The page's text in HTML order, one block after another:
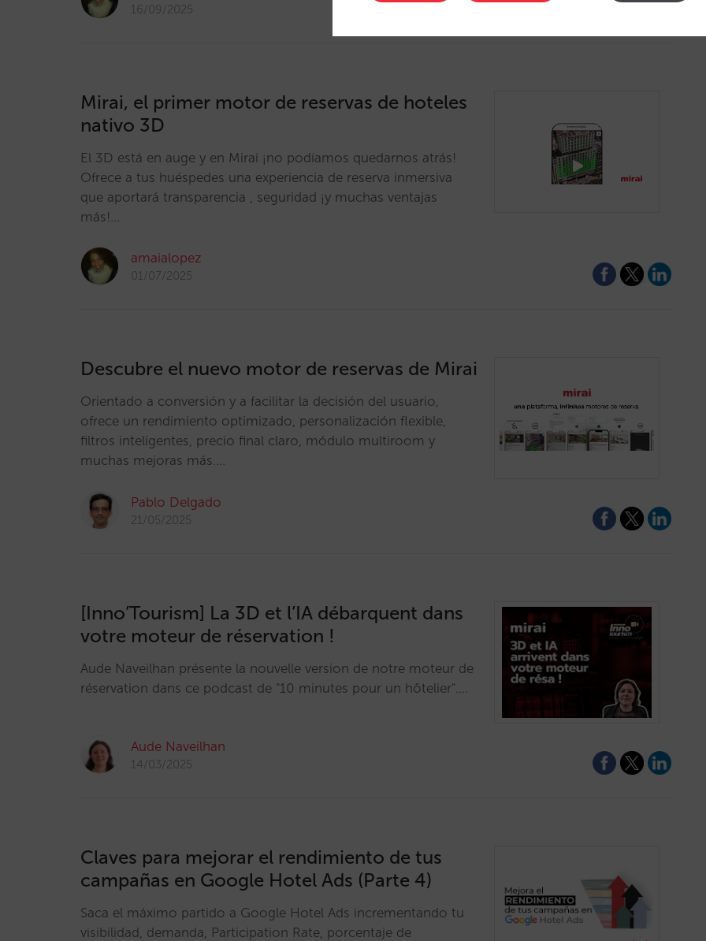
16/09/2025
Mirai, el primer motor de reservas de hoteles
nativo 3D
El 3D está en auge y en Mirai ¡no podíamos quedarnos atrás!
Ofrece a tus huéspedes una experiencia de reserva inmersiva
que aportará transparencia , seguridad ¡y muchas ventajas
más!…
amaialopez
01/07/2025
Descubre el nuevo motor de reservas de Mirai
Orientado a conversión y a facilitar la decisión del usuario,
ofrece un rendimiento optimizado, personalización flexible,
filtros inteligentes, precio final claro, módulo multiroom y
muchas mejoras más.…
Pablo Delgado
21/05/2025
[Inno’Tourism] La 3D et l’IA débarquent dans
votre moteur de réservation !
Aude Naveilhan présente la nouvelle version de notre moteur de
réservation dans ce podcast de "10 minutes pour un hôtelier".…
Aude Naveilhan
14/03/2025
Claves para mejorar el rendimiento de tus
campañas en Google Hotel Ads (Parte 4)
Saca el máximo partido a Google Hotel Ads incrementando tu
visibilidad, demanda, Participation Rate, porcentaje de